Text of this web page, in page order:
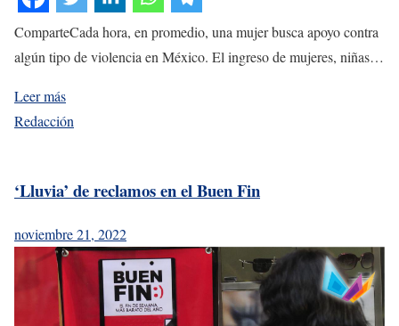
ComparteCada hora, en promedio, una mujer busca apoyo contra
algún tipo de violencia en México. El ingreso de mujeres, niñas…
Leer más
Redacción
‘Lluvia’ de reclamos en el Buen Fin
noviembre 21, 2022